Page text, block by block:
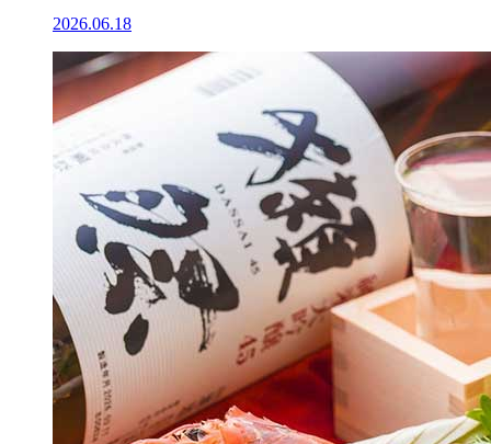
2026.06.18